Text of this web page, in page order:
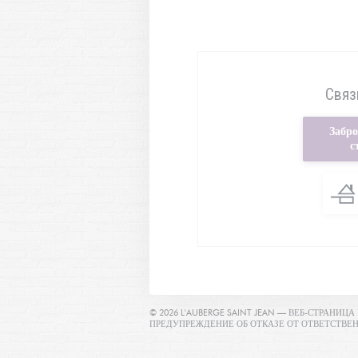
© 2026 L'AUBERGE SAINT JEAN — ВЕБ-
ПРЕДУПРЕЖДЕНИЕ ОБ ОТКАЗЕ ОТ